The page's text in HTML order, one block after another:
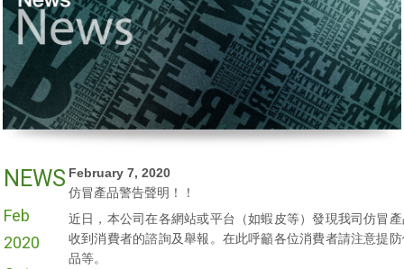
NEWS
Feb
2020
February 7, 2020
仿冒產品警告聲明！！
近日，本公司在各網站或平台（如蝦皮等）發現我司仿冒
收到消費者的諮詢及舉報。在此呼籲各位消費者請注意提
品等。